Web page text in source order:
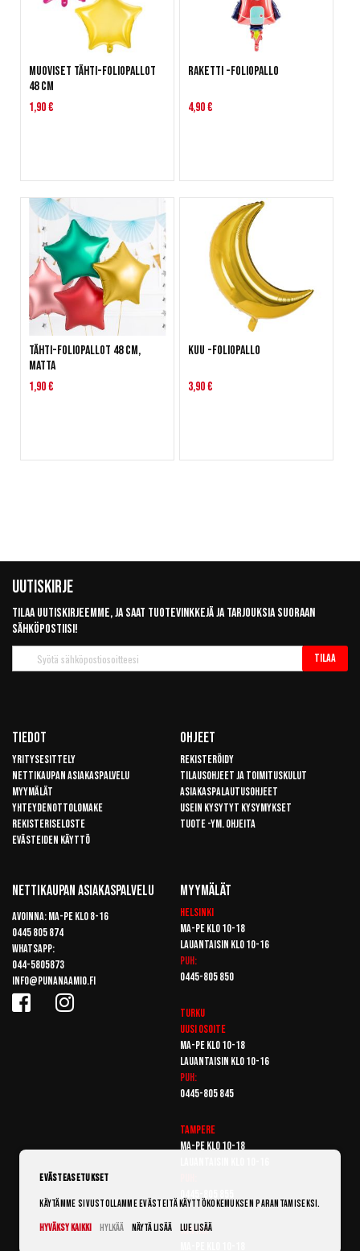
Muoviset tähti-foliopallot
48 cm
1,90 €
Raketti -foliopallo
4,90 €
Tähti-foliopallot 48 cm,
Matta
1,90 €
Kuu -foliopallo
3,90 €
Uutiskirje
Tilaa uutiskirjeemme, ja saat tuotevinkkejä ja tarjouksia suoraan
sähköpostiisi!
uutiskirje
Tilaa
Tiedot
Yritysesittely
Nettikaupan asiakaspalvelu
Myymälät
Yhteydenottolomake
Rekisteriseloste
Evästeiden käyttö
Ohjeet
Rekisteröidy
Tilausohjeet ja toimituskulut
Asiakaspalautusohjeet
Usein kysytyt kysymykset
Tuote -ym. ohjeita
Nettikaupan Asiakaspalvelu
Avoinna: Ma-pe klo 8-16
0445 805 874
Whatsapp:
044-5805873
info@punanaamio.fi
Myymälät
Helsinki
Ma-pe klo 10-18
Lauantaisin klo 10-16
Puh:
0445-805 850
Turku
Uusi osoite
Ma-pe klo 10-18
Lauantaisin klo 10-16
Puh:
0445-805 845
Tampere
Ma-pe klo 10-18
Vantaa
Evästeasetukset
Käytämme sivustollamme evästeitä käyttökokemuksen parantamiseksi.
Hyväksy kaikki
Hylkää Näytä lisää Lue lisää